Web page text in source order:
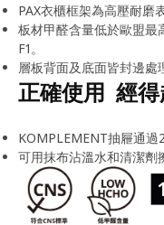
PAX衣櫃框架為高壓耐磨
板材甲醛含量低於歐盟最
F1。
層板背面及底面皆封邊處
正確使用 經
KOMPLEMENT抽屜通過
可用抹布沾溫水和清潔劑